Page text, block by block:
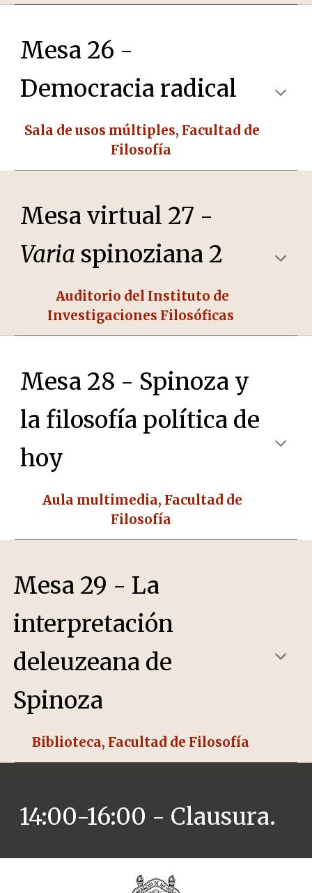
Mesa 26 -
Democracia radical
Sala de usos múltiples, Facultad de
Filosofía
Mesa virtual 27 -
Varia spinoziana 2
Auditorio del Instituto de
Investigaciones Filosóficas
Mesa 28 - Spinoza y
la filosofía política de
hoy
Aula multimedia, Facultad de
Filosofía
Mesa 29 - La
interpretación
deleuzeana de
Spinoza
Biblioteca, Facultad de Filosofía
14:00-16:00 - Clausura.